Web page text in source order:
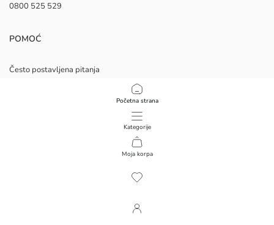
Početna strana
Kategorije
Moja korpa
0800 525 529
POMOĆ
Često postavljena pitanja
Pratite nas